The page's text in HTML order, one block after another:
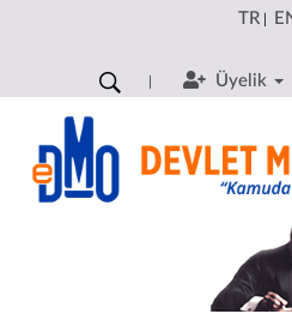
TR|
Üyelik